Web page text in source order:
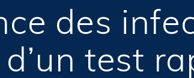
des
d’un test